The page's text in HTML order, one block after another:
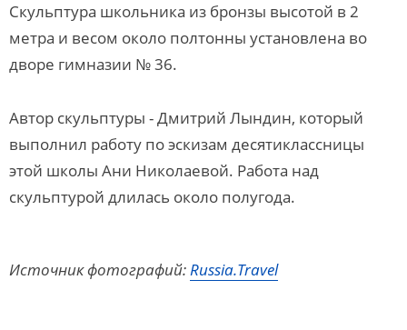
Скульптура школьника из бронзы высотой в 2
метра и весом около полтонны установлена во
дворе гимназии № 36.
Автор скульптуры - Дмитрий Лындин, который
выполнил работу по эскизам десятиклассницы
этой школы Ани Николаевой. Работа над
скульптурой длилась около полугода.
Источник фотографий:Russia.Travel